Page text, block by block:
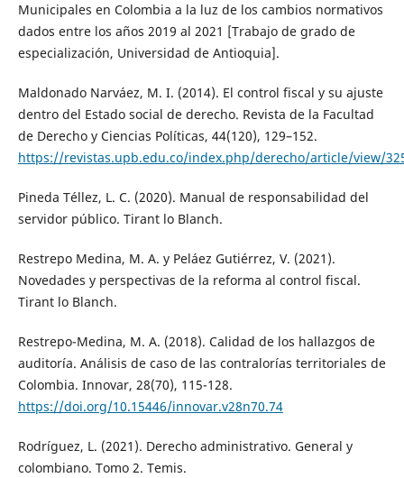
Municipales en Colombia a la luz de los cambios normativos
dados entre los años 2019 al 2021 [Trabajo de grado de
especialización, Universidad de Antioquia].
Maldonado Narváez, M. I. (2014). El control fiscal y su ajuste
dentro del Estado social de derecho. Revista de la Facultad
de Derecho y Ciencias Políticas, 44(120), 129–152.
https://revistas.upb.edu.co/index.php/derecho/article/view/
Pineda Téllez, L. C. (2020). Manual de responsabilidad del
servidor público. Tirant lo Blanch.
Restrepo Medina, M. A. y Peláez Gutiérrez, V. (2021).
Novedades y perspectivas de la reforma al control fiscal.
Tirant lo Blanch.
Restrepo-Medina, M. A. (2018). Calidad de los hallazgos de
auditoría. Análisis de caso de las contralorías territoriales de
Colombia. Innovar, 28(70), 115-128.
https://doi.org/10.15446/innovar.v28n70.74
Rodríguez, L. (2021). Derecho administrativo. General y
colombiano. Tomo 2. Temis.